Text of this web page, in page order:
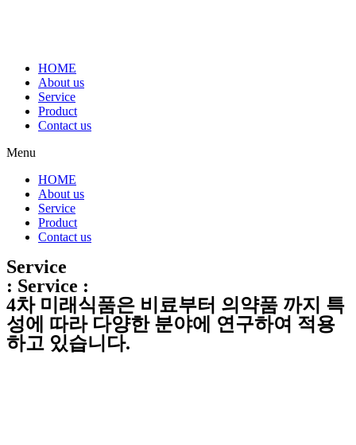
HOME
About us
Service
Product
Contact us
Menu
HOME
About us
Service
Product
Contact us
Service
: Service :
4차 미래식품은 비료부터 의약품 까지 특
성에 따라 다양한 분야에 연구하여 적용
하고 있습니다.